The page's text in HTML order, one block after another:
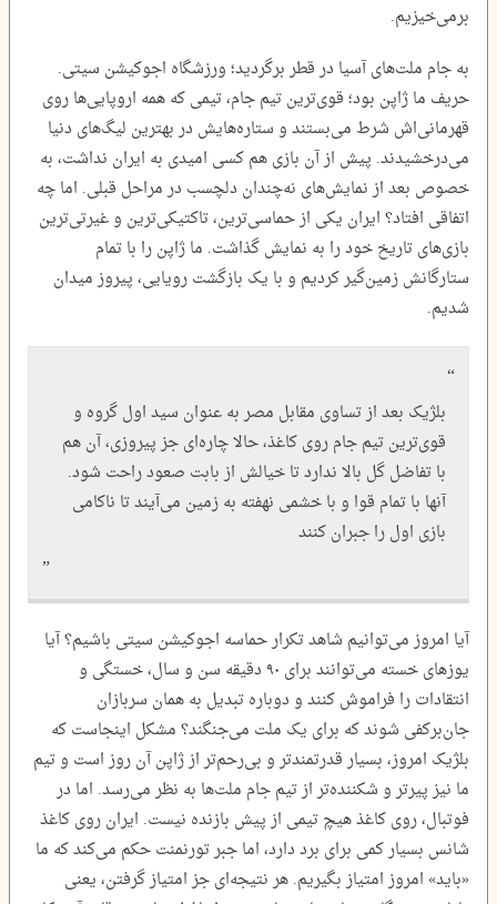
برمی‌خیزیم.
به جام ملت‌های آسیا در قطر برگردید؛ ورزشگاه اجوکیشن سیتی.
حریف ما ژاپن بود؛ قوی‌ترین تیم جام، تیمی که همه اروپایی‌ها روی
قهرمانی‌اش شرط می‌بستند و ستاره‌هایش در بهترین لیگ‌های دنیا
می‌درخشیدند. پیش از آن بازی هم کسی امیدی به ایران نداشت، به
خصوص بعد از نمایش‌های نه‌چندان دلچسب در مراحل قبلی. اما چه
اتفاقی افتاد؟ ایران یکی از حماسی‌ترین، تاکتیکی‌ترین و غیرتی‌ترین
بازی‌های تاریخ خود را به نمایش گذاشت. ما ژاپن را با تمام
ستارگانش زمین‌گیر کردیم و با یک بازگشت رویایی، پیروز میدان
شدیم.
بلژیک بعد از تساوی مقابل مصر به عنوان سید اول گروه و
قوی‌ترین تیم جام روی کاغذ، حالا چاره‌ای جز پیروزی، آن هم
با تفاضل گل بالا ندارد تا خیالش از بابت صعود راحت شود.
آنها با تمام قوا و با خشمی نهفته به زمین می‌آیند تا ناکامی
بازی اول را جبران کنند
آیا امروز می‌توانیم شاهد تکرار حماسه اجوکیشن سیتی باشیم؟ آیا
یوزهای خسته می‌توانند برای ۹۰ دقیقه سن و سال، خستگی و
انتقادات را فراموش کنند و دوباره تبدیل به همان سربازان
جان‌برکفی شوند که برای یک ملت می‌جنگند؟ مشکل اینجاست که
بلژیک امروز، بسیار قدرتمندتر و بی‌رحم‌تر از ژاپن آن روز است و تیم
ما نیز پیرتر و شکننده‌تر از تیم جام ملت‌ها به نظر می‌رسد. اما در
فوتبال، روی کاغذ هیچ تیمی از پیش بازنده نیست. ایران روی کاغذ
شانس بسیار کمی برای برد دارد، اما جبر تورنمنت حکم می‌کند که ما
«باید» امروز امتیاز بگیریم. هر نتیجه‌ای جز امتیاز گرفتن، یعنی